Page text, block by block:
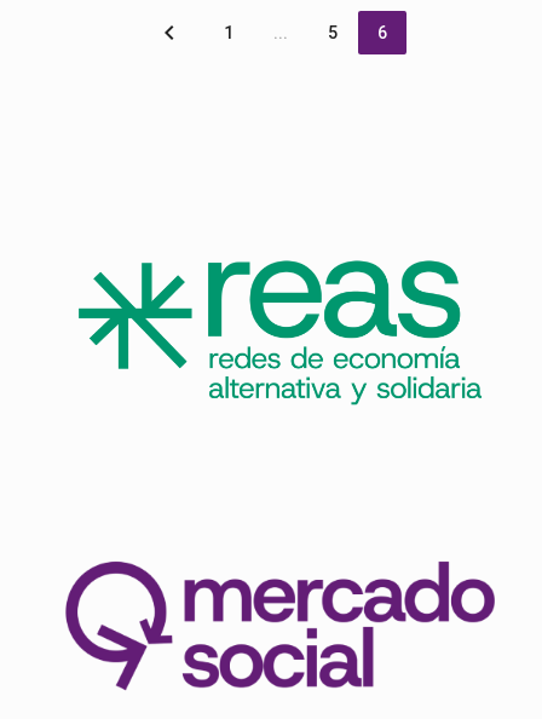
navigate_before 1 ... 55 66